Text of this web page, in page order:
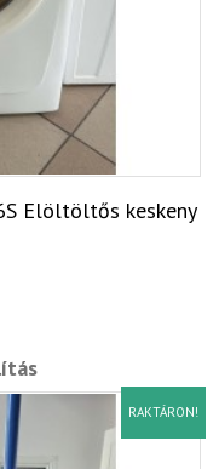
Elöltöltős keskeny
RAKTÁRON!